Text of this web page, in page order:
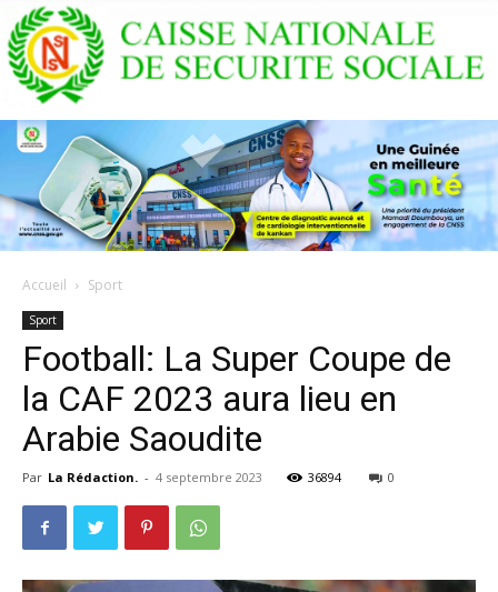
Accueil Sport
Sport
Football: La Super Coupe de
la CAF 2023 aura lieu en
Arabie Saoudite
Par La Rédaction. - 4 septembre 2023 36894 0